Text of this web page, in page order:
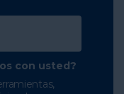
con usted?